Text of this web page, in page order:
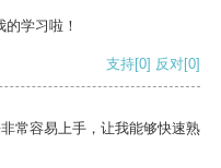
学习啦！
支持[0] 反对[0]
常容易上手，让我能够快速熟